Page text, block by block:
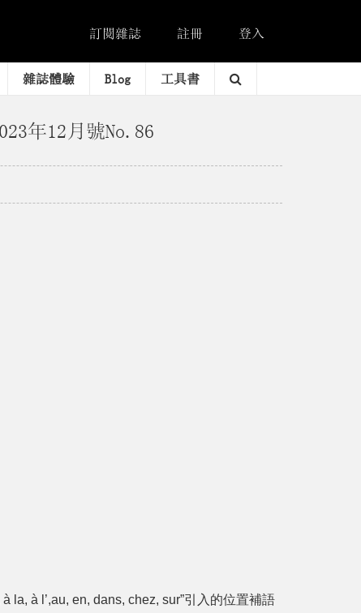
訂閱雜誌 註冊 登入
雜誌體驗 Blog 工具書
年12月號No.86
la, à l’,au, en, dans, chez, sur”引入的位置補語